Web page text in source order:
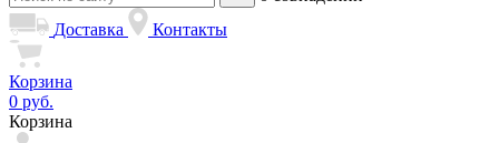
Доставка
Контакты
Корзина
0 руб.
Корзина